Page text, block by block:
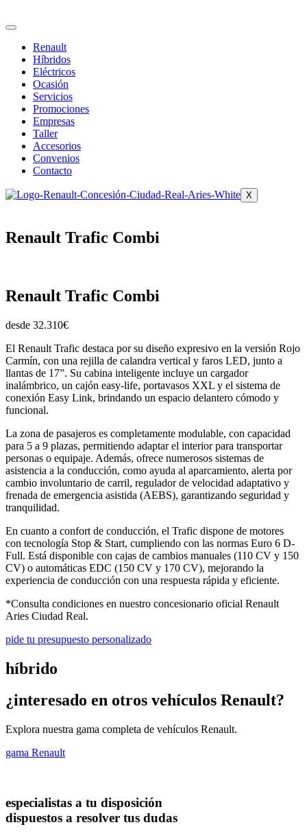
al
Renault
Híbridos
Eléctricos
Ocasión
Servicios
Promociones
Empresas
Taller
Accesorios
Convenios
Contacto
X
Renault Trafic Combi
Renault Trafic Combi
desde 32.310€
El Renault Trafic destaca por su diseño expresivo en la versión Rojo
Carmín, con una rejilla de calandra vertical y faros LED, junto a
llantas de 17”. Su cabina inteligente incluye un cargador
inalámbrico, un cajón easy-life, portavasos XXL y el sistema de
conexión Easy Link, brindando un espacio delantero cómodo y
funcional.
La zona de pasajeros es completamente modulable, con capacidad
para 5 a 9 plazas, permitiendo adaptar el interior para transportar
personas o equipaje. Además, ofrece numerosos sistemas de
asistencia a la conducción, como ayuda al aparcamiento, alerta por
cambio involuntario de carril, regulador de velocidad adaptativo y
frenada de emergencia asistida (AEBS), garantizando seguridad y
tranquilidad.
En cuanto a confort de conducción, el Trafic dispone de motores
con tecnología Stop & Start, cumpliendo con las normas Euro 6 D-
Full. Está disponible con cajas de cambios manuales (110 CV y 150
CV) o automáticas EDC (150 CV y 170 CV), mejorando la
experiencia de conducción con una respuesta rápida y eficiente.
*Consulta condiciones en nuestro concesionario oficial Renault
Aries Ciudad Real.
pide tu presupuesto personalizado
híbrido
¿interesado en otros vehículos Renault?
Explora nuestra gama completa de vehículos Renault.
gama Renault
especialistas a tu disposición
dispuestos a resolver tus dudas